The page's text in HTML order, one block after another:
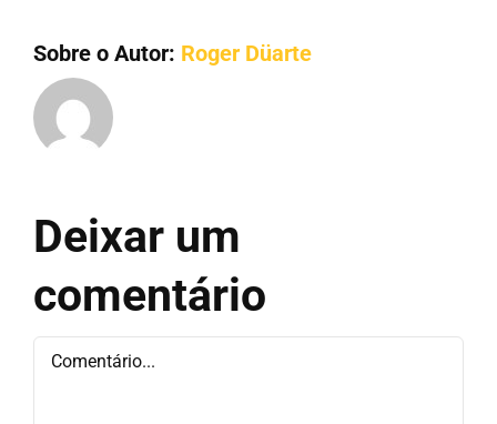
Sobre o Autor: Roger Düarte
Deixar um
comentário
Comentário